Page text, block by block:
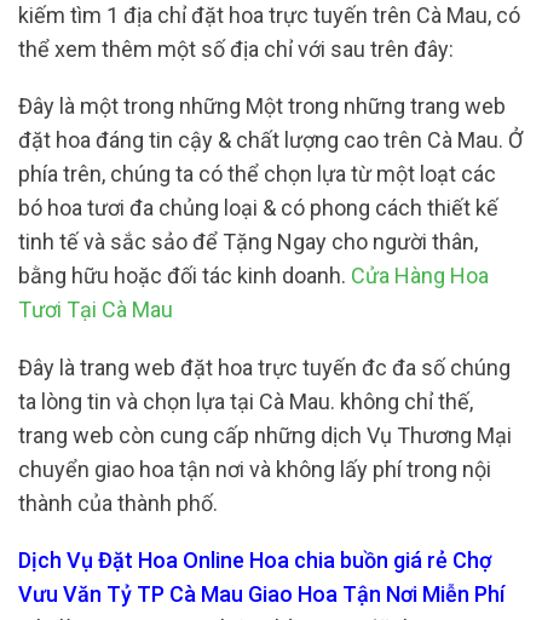
kiếm tìm 1 địa chỉ đặt hoa trực tuyến trên Cà Mau, có
thể xem thêm một số địa chỉ với sau trên đây:
Đây là một trong những Một trong những trang web
đặt hoa đáng tin cậy & chất lượng cao trên Cà Mau. Ở
phía trên, chúng ta có thể chọn lựa từ một loạt các
bó hoa tươi đa chủng loại & có phong cách thiết kế
tinh tế và sắc sảo để Tặng Ngay cho người thân,
bằng hữu hoặc đối tác kinh doanh. Cửa Hàng Hoa
Tươi Tại Cà Mau
Đây là trang web đặt hoa trực tuyến đc đa số chúng
ta lòng tin và chọn lựa tại Cà Mau. không chỉ thế,
trang web còn cung cấp những dịch Vụ Thương Mại
chuyển giao hoa tận nơi và không lấy phí trong nội
thành của thành phố.
Dịch Vụ Đặt Hoa Online Hoa chia buồn giá rẻ Chợ
Vưu Văn Tỷ TP Cà Mau Giao Hoa Tận Nơi Miễn Phí